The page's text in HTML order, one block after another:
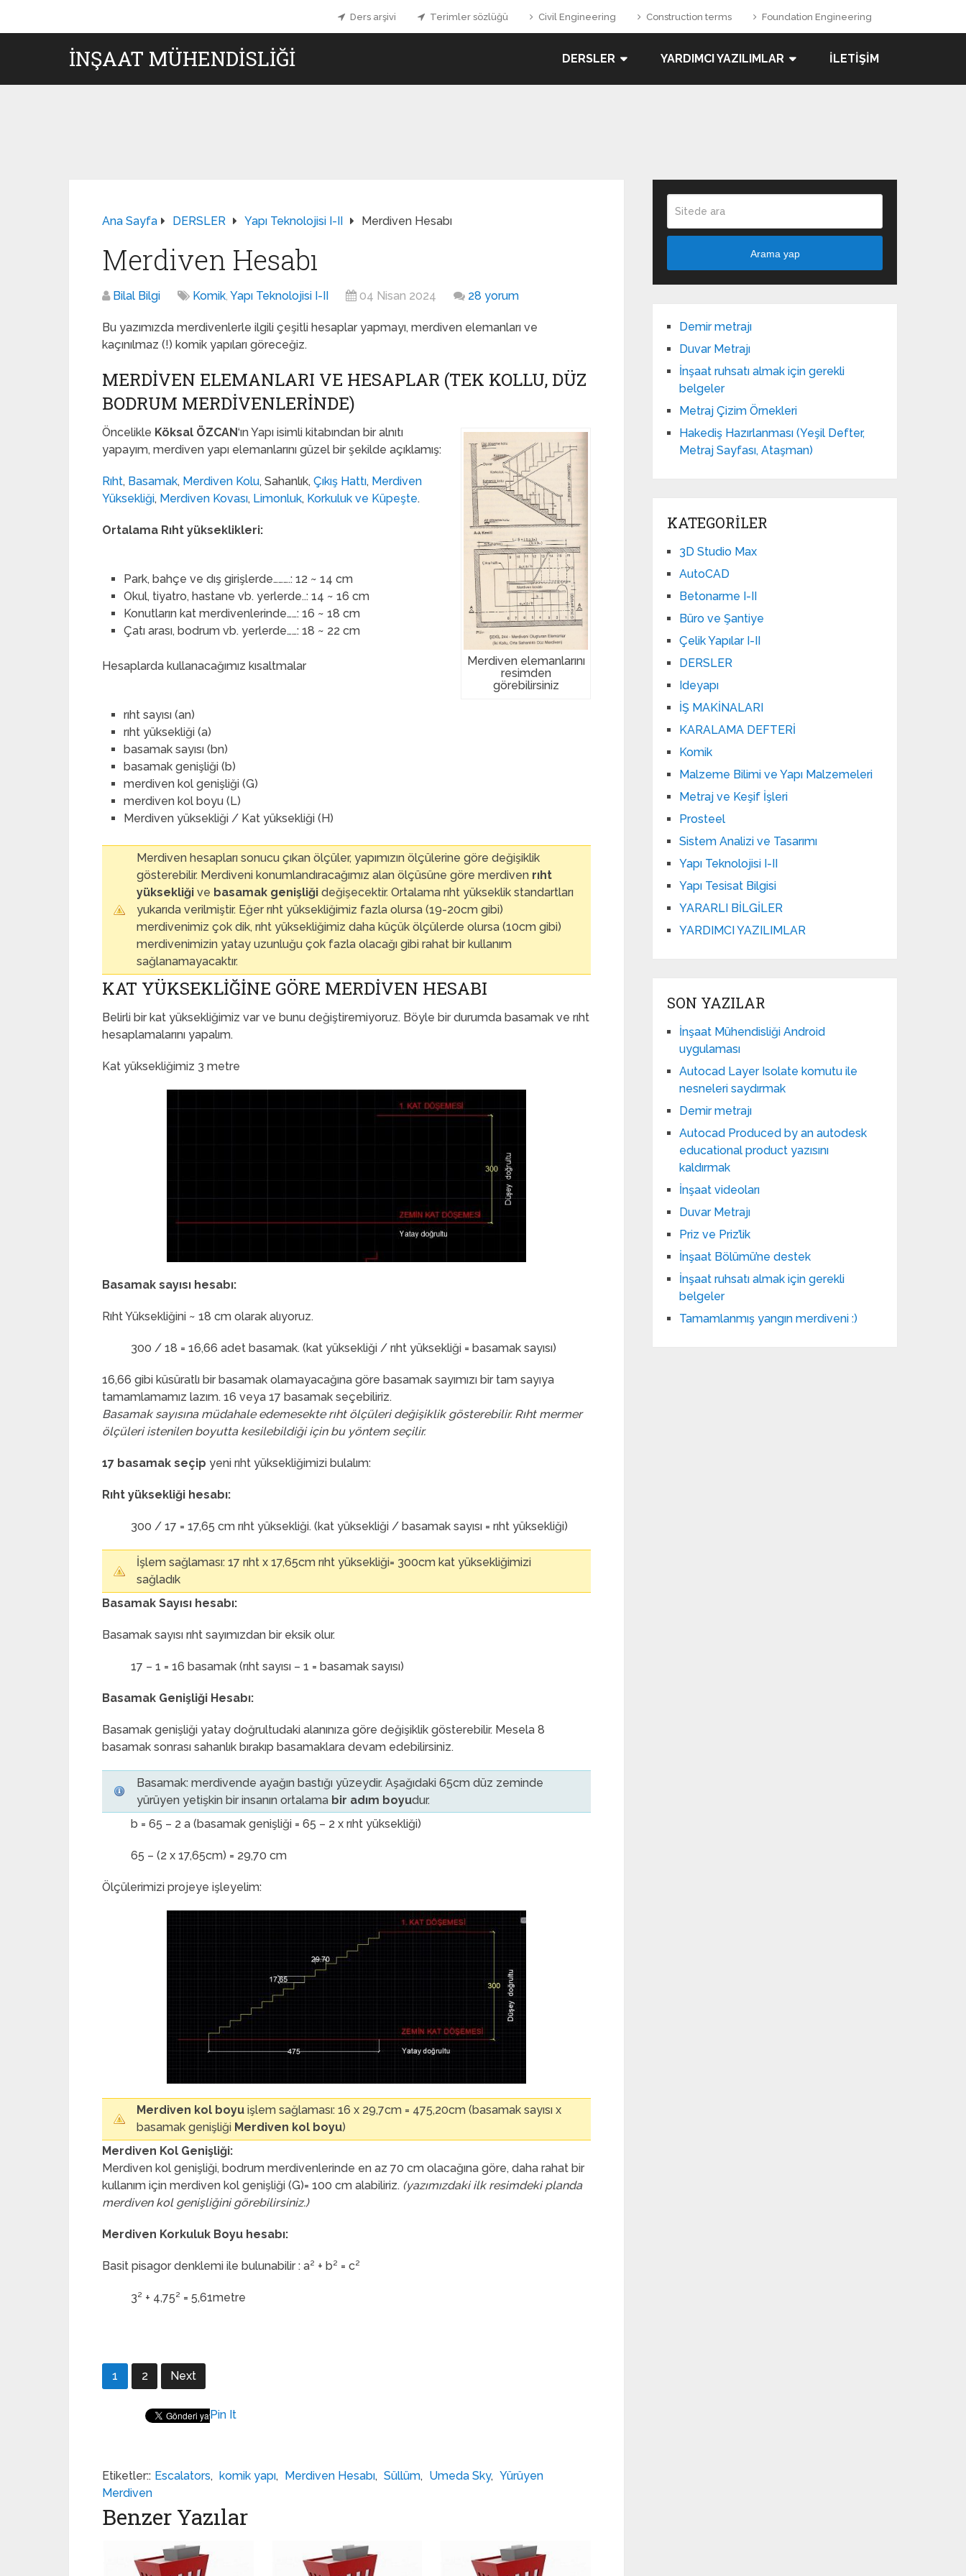
Ders arşivi Terimler sözlüğü Civil Engineering Construction terms Foundation Engineering
İNŞAAT MÜHENDISLIĞI DERSLER YARDIMCI YAZILIMLAR İLETIŞIM
Ana Sayfa DERSLER Yapı Teknolojisi I-II Merdiven Hesabı
Merdiven Hesabı
Bilal Bilgi Komik, Yapı Teknolojisi I-II 04 Nisan 2024 28 yorum
Bu yazımızda merdivenlerle ilgili çeşitli hesaplar yapmayı, merdiven elemanları ve
kaçınılmaz (!) komik yapıları göreceğiz.
MERDİVEN ELEMANLARI VE HESAPLAR (TEK KOLLU, DÜZ
BODRUM MERDIVENLERINDE)
Merdiven elemanlarını
resimden
görebilirsiniz
Öncelikle Köksal ÖZCAN‘ın Yapı isimli kitabından bir alnıtı
yapayım, merdiven yapı elemanlarını güzel bir şekilde açıklamış:
Rıht, Basamak, Merdiven Kolu, Sahanlık, Çıkış Hattı, Merdiven
Yüksekliği, Merdiven Kovası, Limonluk, Korkuluk ve Küpeşte.
Ortalama Rıht yükseklikleri:
Park, bahçe ve dış girişlerde……….: 12 ~ 14 cm
Okul, tiyatro, hastane vb. yerlerde..: 14 ~ 16 cm
Konutların kat merdivenlerinde……: 16 ~ 18 cm
Çatı arası, bodrum vb. yerlerde……: 18 ~ 22 cm
Hesaplarda kullanacağımız kısaltmalar
rıht sayısı (an)
rıht yüksekliği (a)
basamak sayısı (bn)
basamak genişliği (b)
merdiven kol genişliği (G)
merdiven kol boyu (L)
Merdiven yüksekliği / Kat yüksekliği (H)
Merdiven hesapları sonucu çıkan ölçüler, yapımızın ölçülerine göre değişiklik
gösterebilir. Merdiveni konumlandıracağımız alan ölçüsüne göre merdiven rıht
yüksekliği ve basamak genişliği değişecektir. Ortalama rıht yükseklik standartları
yukarıda verilmiştir. Eğer rıht yüksekliğimiz fazla olursa (19-20cm gibi)
merdivenimiz çok dik, rıht yüksekliğimiz daha küçük ölçülerde olursa (10cm gibi)
merdivenimizin yatay uzunluğu çok fazla olacağı gibi rahat bir kullanım
sağlanamayacaktır.
KAT YÜKSEKLIĞINE GÖRE MERDIVEN HESABI
Belirli bir kat yüksekliğimiz var ve bunu değiştiremiyoruz. Böyle bir durumda basamak ve rıht
hesaplamalarını yapalım.
Kat yüksekliğimiz 3 metre
Basamak sayısı hesabı:
Rıht Yüksekliğini ~ 18 cm olarak alıyoruz.
300 / 18 = 16,66 adet basamak. (kat yüksekliği / rıht yüksekliği = basamak sayısı)
16,66 gibi küsüratlı bir basamak olamayacağına göre basamak sayımızı bir tam sayıya
tamamlamamız lazım. 16 veya 17 basamak seçebiliriz.
Basamak sayısına müdahale edemesekte rıht ölçüleri değişiklik gösterebilir. Rıht mermer
ölçüleri istenilen boyutta kesilebildiği için bu yöntem seçilir.
17 basamak seçip yeni rıht yüksekliğimizi bulalım:
Rıht yüksekliği hesabı:
300 / 17 = 17,65 cm rıht yüksekliği. (kat yüksekliği / basamak sayısı = rıht yüksekliği)
İşlem sağlaması: 17 rıht x 17,65cm rıht yüksekliği= 300cm kat yüksekliğimizi
sağladık
Basamak Sayısı hesabı:
Basamak sayısı rıht sayımızdan bir eksik olur.
17 – 1 = 16 basamak (rıht sayısı – 1 = basamak sayısı)
Basamak Genişliği Hesabı:
Basamak genişliği yatay doğrultudaki alanınıza göre değişiklik gösterebilir. Mesela 8
basamak sonrası sahanlık bırakıp basamaklara devam edebilirsiniz.
Basamak: merdivende ayağın bastığı yüzeydir. Aşağıdaki 65cm düz zeminde
yürüyen yetişkin bir insanın ortalama bir adım boyudur.
b = 65 – 2 a (basamak genişliği = 65 – 2 x rıht yüksekliği)
65 – (2 x 17,65cm) = 29,70 cm
Ölçülerimizi projeye işleyelim:
Merdiven kol boyu işlem sağlaması: 16 x 29,7cm = 475,20cm (basamak sayısı x
basamak genişliği Merdiven kol boyu)
Merdiven Kol Genişliği:
Merdiven kol genişliği, bodrum merdivenlerinde en az 70 cm olacağına göre, daha rahat bir
kullanım için merdiven kol genişliği (G)= 100 cm alabiliriz. (yazımızdaki ilk resimdeki planda
merdiven kol genişliğini görebilirsiniz.)
Merdiven Korkuluk Boyu hesabı:
Basit pisagor denklemi ile bulunabilir : a² + b² = c²
3² + 4,75² = 5,61metre
1 2 Next
Pin It
Etiketler:: Escalators, komik yapı, Merdiven Hesabı, Süllüm, Umeda Sky, Yürüyen
Merdiven
Benzer Yazılar
Arama yap
Demir metrajı
Duvar Metrajı
İnşaat ruhsatı almak için gerekli
belgeler
Metraj Çizim Örnekleri
Hakediş Hazırlanması (Yeşil Defter,
Metraj Sayfası, Ataşman)
KATEGORILER
3D Studio Max
AutoCAD
Betonarme I-II
Büro ve Şantiye
Çelik Yapılar I-II
DERSLER
Ideyapı
İŞ MAKİNALARI
KARALAMA DEFTERİ
Komik
Malzeme Bilimi ve Yapı Malzemeleri
Metraj ve Keşif İşleri
Prosteel
Sistem Analizi ve Tasarımı
Yapı Teknolojisi I-II
Yapı Tesisat Bilgisi
YARARLI BİLGİLER
YARDIMCI YAZILIMLAR
SON YAZILAR
İnşaat Mühendisliği Android
uygulaması
Autocad Layer Isolate komutu ile
nesneleri saydırmak
Demir metrajı
Autocad Produced by an autodesk
educational product yazısını
kaldırmak
İnşaat videoları
Duvar Metrajı
Priz ve Priz’lik
İnşaat Bölümü’ne destek
İnşaat ruhsatı almak için gerekli
belgeler
Tamamlanmış yangın merdiveni :)